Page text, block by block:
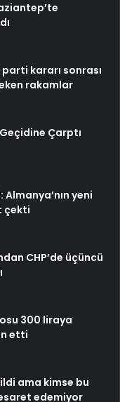
kararı sonrası
rakamlar
Çarptı
yeni
çekti
CHP’de üçüncü
300 liraya
etti
ama kimse bu
edemiyor